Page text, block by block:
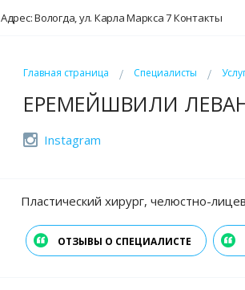
Адрес: Вологда, ул. Карла Маркса 7Контакты
Главная страница Специалисты
ЕРЕМЕЙШВИЛИ
Instagram
Пластический хирург, челюстно-
ОТЗЫВЫ О СПЕЦИАЛИСТЕ